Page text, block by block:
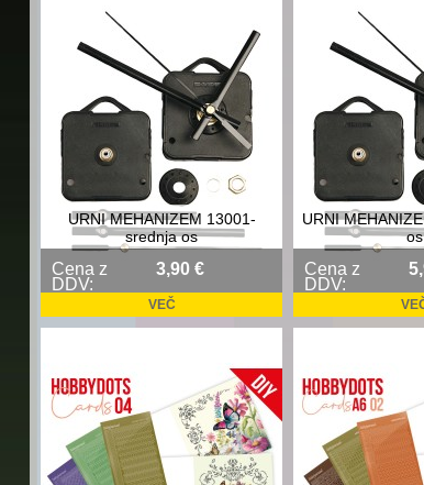
URNI MEHANIZEM 13001-
srednja os
Cena z
DDV:
3,90 €
VEČ
URNI
os
Cena z
DDV: